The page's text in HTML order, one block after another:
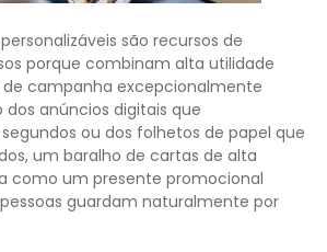
​​são recursos de
porque combinam alta utilidade
campanha excepcionalmente
dos anúncios digitais que
ou dos folhetos de papel que
um baralho de cartas de alta
como um presente promocional
guardam naturalmente por